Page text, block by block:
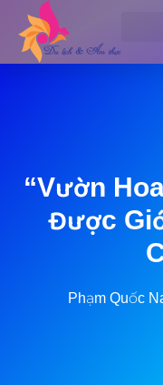
“Vườn
Được
Phạm Quốc